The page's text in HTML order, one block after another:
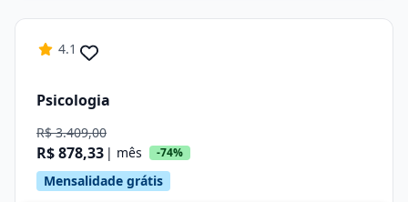
4.1
Psicologia
R$ 3.409,00
R$ 878,33 | mês -74%
Mensalidade grátis